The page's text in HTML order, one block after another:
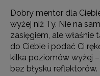
Dobry mentor dla
wyżej niż Ty. Nie na
zasięgiem, ale
do Ciebie i podać Ci
kilka poziomów wyżej
bez błysku reflektorów.